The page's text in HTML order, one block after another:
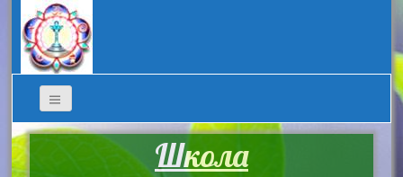
Школа